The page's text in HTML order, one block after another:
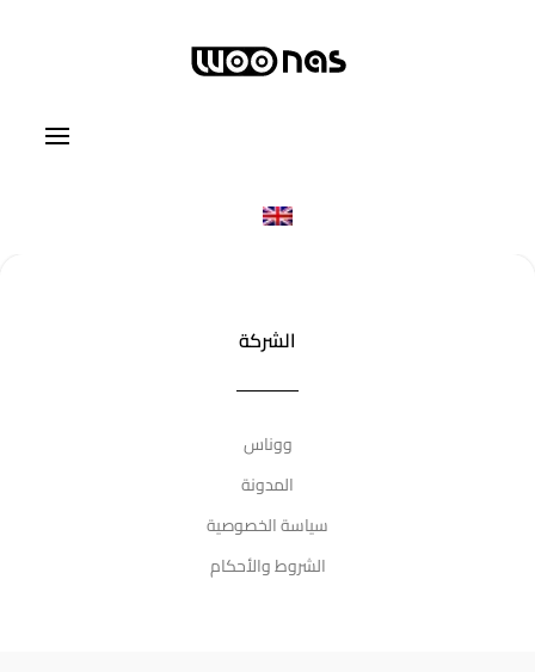
الشركة
ووناس
المدونة
سياسة الخصوصية
الشروط والأحكام